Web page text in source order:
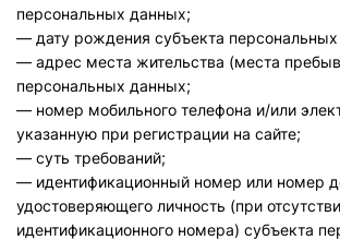
персональных данных;
— дату рождения субъекта
— адрес места жительства (места
персональных данных;
— номер мобильного телефона и/или
указанную при регистрации на сайте;
— суть требований;
— идентификационный номер или номер
удостоверяющего личность (при
идентификационного номера) субъекта